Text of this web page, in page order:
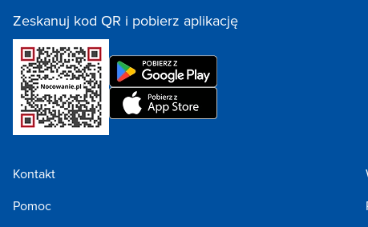
Zeskanuj kod QR i pobierz aplikację
Kontakt
Pomoc